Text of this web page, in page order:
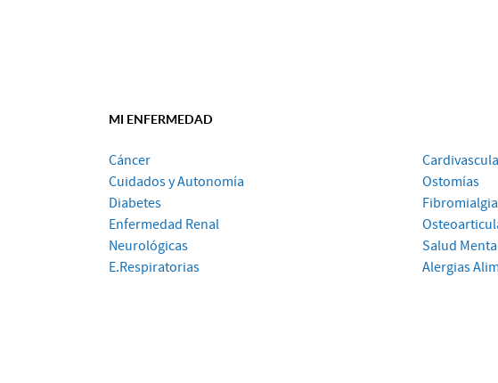
MI ENFERMEDAD
Cáncer
Cuidados y Autonomía
Diabetes
Enfermedad Renal
Neurológicas
E.Respiratorias
Ostomías
Fibromialgia
Salud
Alergias